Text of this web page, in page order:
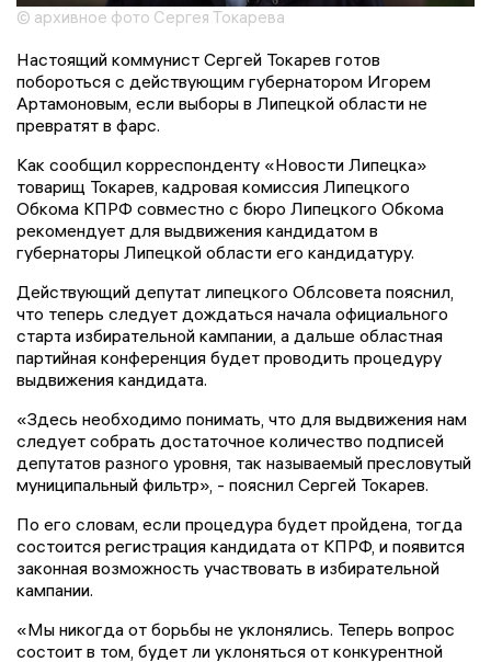
© архивное фото Сергея Токарева
Настоящий коммунист Сергей Токарев готов
побороться с действующим губернатором Игорем
Артамоновым, если выборы в Липецкой области не
превратят в фарс.
Как сообщил корреспонденту «Новости Липецка»
товарищ Токарев, кадровая комиссия Липецкого
Обкома КПРФ совместно с бюро Липецкого Обкома
рекомендует для выдвижения кандидатом в
губернаторы Липецкой области его кандидатуру.
Действующий депутат липецкого Облсовета пояснил,
что теперь следует дождаться начала официального
старта избирательной кампании, а дальше областная
партийная конференция будет проводить процедуру
выдвижения кандидата.
«Здесь необходимо понимать, что для выдвижения нам
следует собрать достаточное количество подписей
депутатов разного уровня, так называемый пресловутый
муниципальный фильтр», - пояснил Сергей Токарев.
По его словам, если процедура будет пройдена, тогда
состоится регистрация кандидата от КПРФ, и появится
законная возможность участвовать в избирательной
кампании.
«Мы никогда от борьбы не уклонялись. Теперь вопрос
состоит в том, будет ли уклоняться от конкурентной